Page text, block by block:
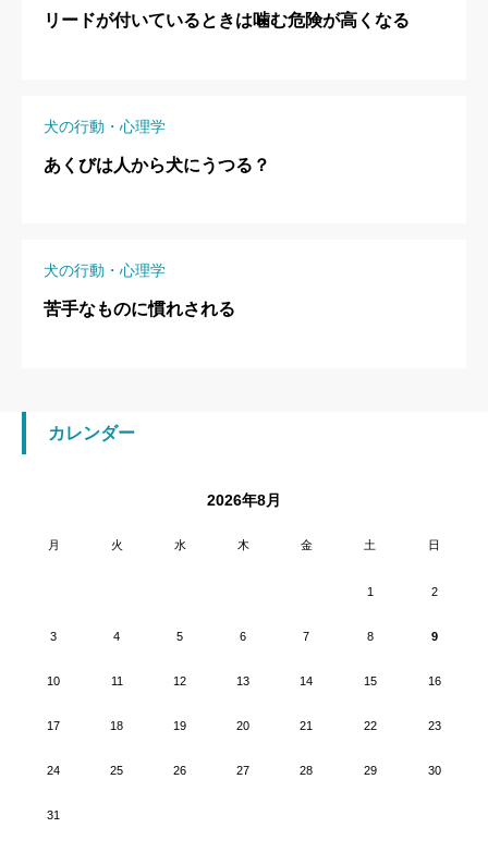
リードが付いているときは噛む危険が高くなる
犬の行動・心理学
あくびは人から犬にうつる？
犬の行動・心理学
苦手なものに慣れされる
カレンダー
2026年8月
月 火 水 木 金 土 日
1 2
3 4 5 6 7 8 9
10 11 12 13 14 15 16
17 18 19 20 21 22 23
24 25 26 27 28 29 30
31